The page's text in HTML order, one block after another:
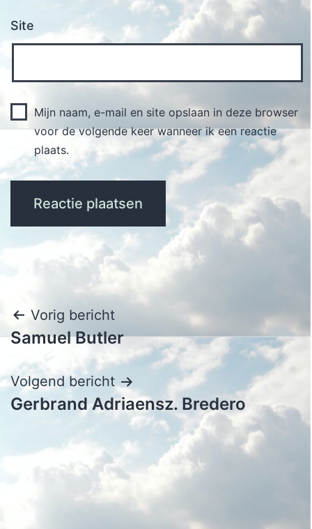
Site
Mijn naam, e-mail en site opslaan in deze browser
voor de volgende keer wanneer ik een reactie
plaats.
Bericht
navigatie
Vorig bericht
Samuel Butler
Volgend bericht
Gerbrand Adriaensz. Bredero